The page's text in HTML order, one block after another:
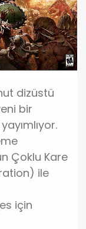
dizüstü
bir
Çoklu Kare
ile
için